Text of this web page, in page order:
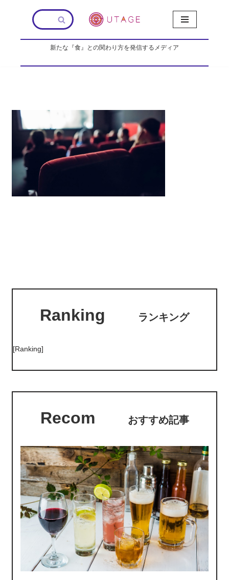
新たな『食』との関わり方を発信するメディア
Ranking ランキング
[Ranking]
Recom おすすめ記事